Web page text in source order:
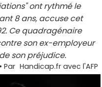
ont rythmé le
8 ans, accuse cet
Ce quadragénaire
son ex-employeur
son préjudice.
• Par Handicap.fr avec l'AFP